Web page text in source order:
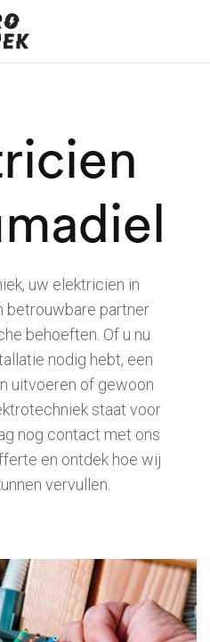
uw elektricien in
betrouwbare partner
behoeften. Of u nu
nodig hebt, een
uitvoeren of gewoon
staat voor
nog contact met ons
en ontdek hoe wij
vervullen.